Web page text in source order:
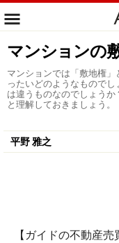
マンションの
マンションでは「敷地権
ったいどのようなもので
は違うものなのでしょう
と理解しておきましょう。
平野 雅之
【ガイドの不動産